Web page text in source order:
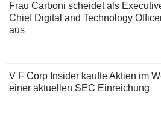
Frau Carboni scheidet als
Chief Digital and Technology
aus
V F Corp Insider kaufte Aktien im
einer aktuellen SEC Einreichung